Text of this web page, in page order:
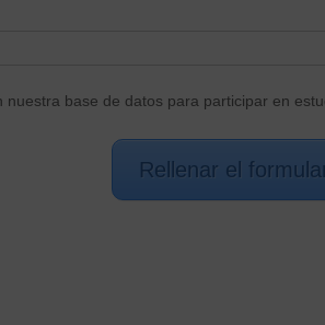
nuestra base de datos para participar en
Rellenar el